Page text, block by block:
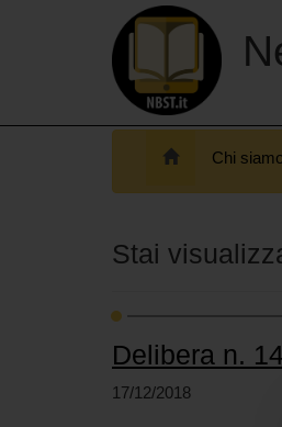
Chi
Stai
Delibera n.
17/12/2018